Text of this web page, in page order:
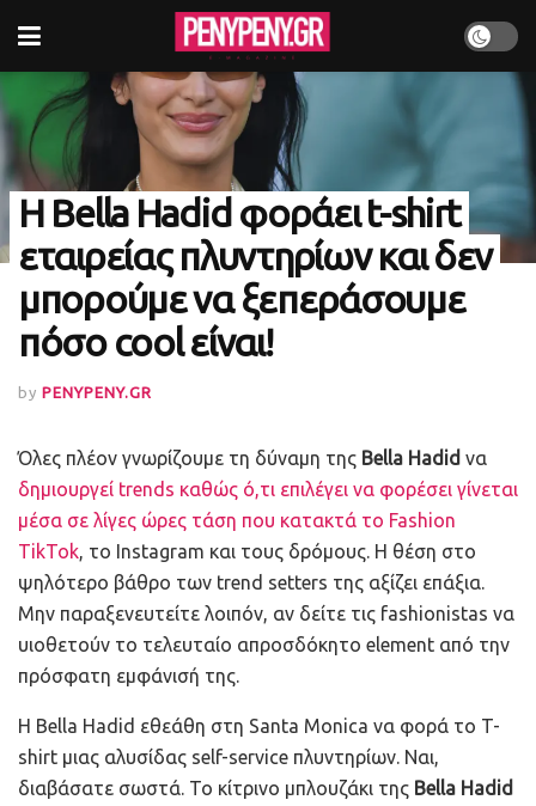
Η Bella Hadid φοράει t-shirt
εταιρείας πλυντηρίων και δεν
μπορούμε να ξεπεράσουμε
πόσο cool είναι!
by PENYPENY.GR
Όλες πλέον γνωρίζουμε τη δύναμη της Bella Hadid να
δημιουργεί trends καθώς ό,τι επιλέγει να φορέσει γίνεται
μέσα σε λίγες ώρες τάση που κατακτά το Fashion
TikTok, το Instagram και τους δρόμους. Η θέση στο
ψηλότερο βάθρο των trend setters της αξίζει επάξια.
Μην παραξενευτείτε λοιπόν, αν δείτε τις fashionistas να
υιοθετούν το τελευταίο απροσδόκητο element από την
πρόσφατη εμφάνισή της.
Η Bella Hadid εθεάθη στη Santa Monica να φορά το T-
shirt μιας αλυσίδας self-service πλυντηρίων. Ναι,
διαβάσατε σωστά. Το κίτρινο μπλουζάκι της Bella Hadid